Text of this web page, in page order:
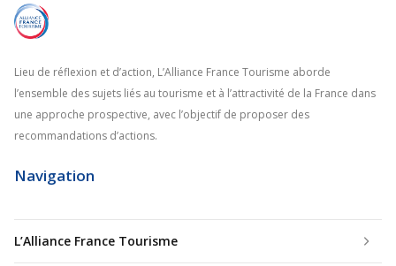
Lieu de réflexion et d’action, L’Alliance France Tourisme aborde
l’ensemble des sujets liés au tourisme et à l’attractivité de la France dans
une approche prospective, avec l’objectif de proposer des
recommandations d’actions.
Navigation
L’Alliance France Tourisme